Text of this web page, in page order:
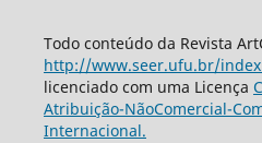
Todo conteúdo da Revista
http://www.seer.ufu.br/
licenciado com uma Licença
Atribuição-NãoComercial-
Internacional.